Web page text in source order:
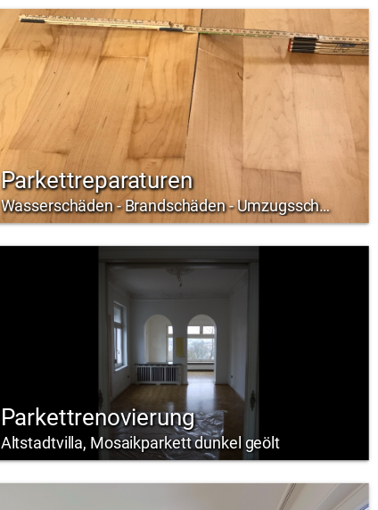
Parkettreparaturen
Wasserschäden - Brandschäden - Umzugsschäden
Parkettrenovierung
Altstadtvilla, Mosaikparkett dunkel geölt